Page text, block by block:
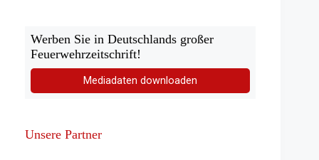
Werben Sie in Deutschlands großer
Feuerwehrzeitschrift!
Mediadaten downloaden
Unsere Partner